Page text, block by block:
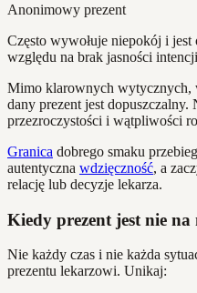
Anonimowy prezent
Często wywołuje niepokój i
względu na brak jasności
Mimo klarownych wytycznych,
dany prezent jest dopuszczalny.
przezroczystości i wątpliwości
Granica dobrego smaku
autentyczna wdzięczność, a
relację lub decyzje lekarza.
Kiedy prezent jest nie na
Nie każdy czas i nie każda
prezentu lekarzowi. Unikaj: